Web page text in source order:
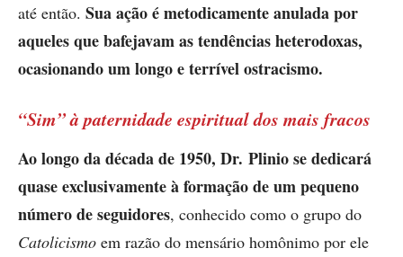
até então. Sua ação é metodicamente anulada por
aqueles que bafejavam as tendências heterodoxas,
ocasionando um longo e terrível ostracismo.
“Sim” à paternidade espiritual dos mais fracos
Ao longo da década de 1950, Dr. Plinio se dedicará
quase exclusivamente à formação de um pequeno
número de seguidores, conhecido como o grupo do
Catolicismo em razão do mensário homônimo por ele